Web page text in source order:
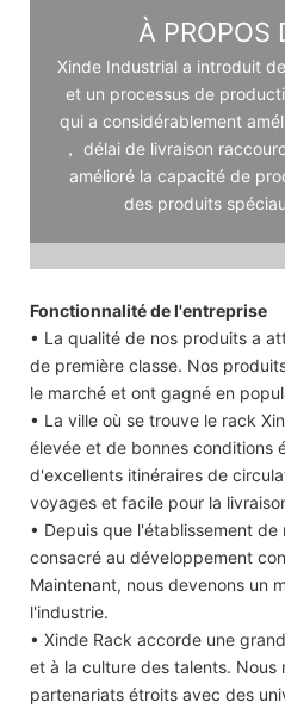
À PROPOS
Xinde Industrial a introduit
et un processus de
qui a considérablement
， délai de livraison
amélioré la capacité de
des produits
Fonctionnalité de l'entreprise
• La qualité de nos produits a
de première classe. Nos
le marché et ont gagné en
• La ville où se trouve le rack
élevée et de bonnes conditions
d'excellents itinéraires de
voyages et facile pour la
• Depuis que l'établissement
consacré au développement
Maintenant, nous devenons un
l'industrie.
• Xinde Rack accorde une
et à la culture des talents. Nous
partenariats étroits avec des